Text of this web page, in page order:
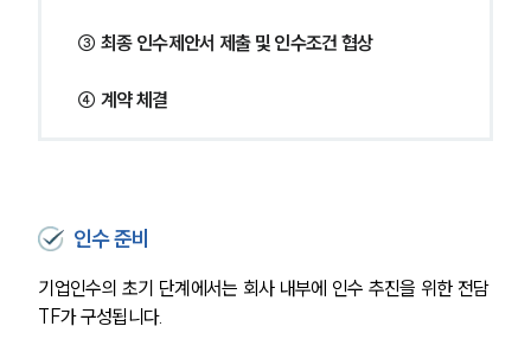
③ 최종 인수제안서 제출 및 인수조건 협상
④ 계약 체결
인수 준비
기업인수의 초기 단계에서는 회사 내부에 인수 추진을 위한 전담
TF가 구성됩니다.